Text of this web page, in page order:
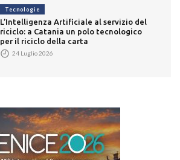
Tecnologie
L’Intelligenza Artificiale al servizio del
riciclo: a Catania un polo tecnologico
per il riciclo della carta
24 Luglio 2026